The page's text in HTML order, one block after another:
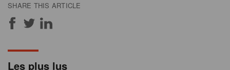
SHARE THIS ARTICLE
Les plus lus